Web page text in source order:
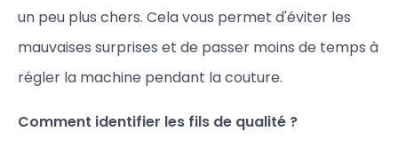
un peu plus chers. Cela vous permet d'éviter les
mauvaises surprises et de passer moins de temps à
régler la machine pendant la couture.
Comment identifier les fils de qualité ?